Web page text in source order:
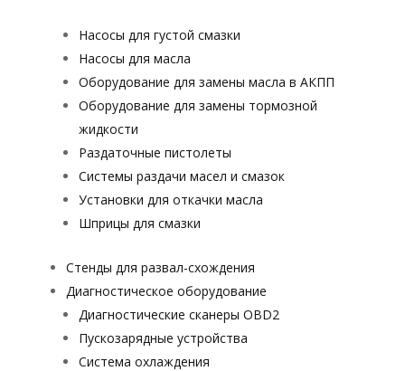
Насосы для густой смазки
Насосы для масла
Оборудование для замены масла в АКПП
Оборудование для замены тормозной
жидкости
Раздаточные пистолеты
Системы раздачи масел и смазок
Установки для откачки масла
Шприцы для смазки
Стенды для развал-схождения
Диагностическое оборудование
Диагностические сканеры OBD2
Пускозарядные устройства
Система охлаждения